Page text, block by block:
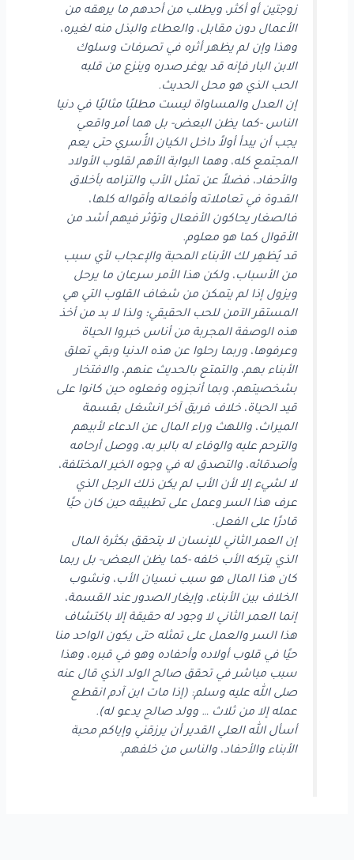
زوجتين أو أكثر، ويطلب من أحدهم ما يرهقه من
الأعمال دون مقابل، والعطاء والبذل منه لغيره،
وهذا وإن لم يظهر أثره في تصرفات وسلوك
الابن البار فإنه قد يوغر صدره وينزع من قلبه
الحب الذي هو محل الحديث.
إن العدل والمساواة ليست مطلبًا مثاليًا في دنيا
الناس -كما يظن البعض- بل هما أمر واقعي
يجب أن يبدأ أولاً داخل الكيان الأُسري حتى يعم
المجتمع كله، وهما البوابة الأهم لقلوب الأولاد
والأحفاد، فضلاً عن تمثل الأب والتزامه بأخلاق
القدوة في تعاملاته وأفعاله وأقواله كلها،
فالصغار يحاكون الأفعال وتؤثر فيهم أشد من
الأقوال كما هو معلوم.
قد يُظهِر لك الأبناء المحبة والإعجاب لأي سبب
من الأسباب، ولكن هذا الأمر سرعان ما يرحل
ويزول إذا لم يتمكن من شغاف القلوب التي هي
المستقر الآمن للحب الحقيقي؛ ولذا لا بد من أخذ
هذه الوصفة المجربة من أناس خبروا الحياة
وعرفوها، وربما رحلوا عن هذه الدنيا وبقي تعلق
الأبناء بهم، والتمتع بالحديث عنهم، والافتخار
بشخصيتهم، وبما أنجزوه وفعلوه حين كانوا على
قيد الحياة، خلاف فريق آخر انشغل بقسمة
الميراث، واللهث وراء المال عن الدعاء لأبيهم
والترحم عليه والوفاء له بالبر به، ووصل أرحامه
وأصدقائه، والتصدق له في وجوه الخير المختلفة،
لا لشيء إلا لأن الأب لم يكن ذلك الرجل الذي
عرف هذا السر وعمل على تطبيقه حين كان حيًا
قادرًا على الفعل.
إن العمر الثاني للإنسان لا يتحقق بكثرة المال
الذي يتركه الأب خلفه -كما يظن البعض- بل ربما
كان هذا المال هو سبب نسيان الأب، ونشوب
الخلاف بين الأبناء، وإيغار الصدور عند القسمة،
إنما العمر الثاني لا وجود له حقيقة إلا باكتشاف
هذا السر والعمل على تمثله حتى يكون الواحد منا
حيًا في قلوب أولاده وأحفاده وهو في قبره، وهذا
سبب مباشر في تحقق صالح الولد الذي قال عنه
صلى الله عليه وسلم: (إذا مات ابن آدم انقطع
عمله إلا من ثلاث … وولد صالح يدعو له).
أسأل الله العلي القدير أن يرزقني وإياكم محبة
الأبناء والأحفاد، والناس من خلفهم.